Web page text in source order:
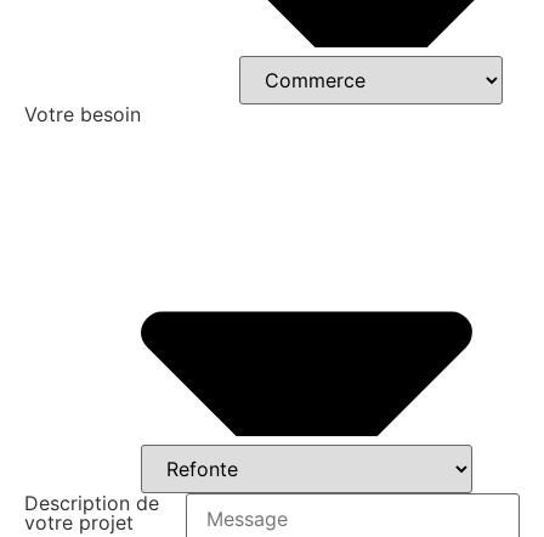
Votre besoin
Description de
votre projet